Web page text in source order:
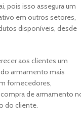
pois isso assegura um
em outros setores,
disponíveis, desde
aos clientes um
armamento mais
fornecedores,
de armamento
do cliente.